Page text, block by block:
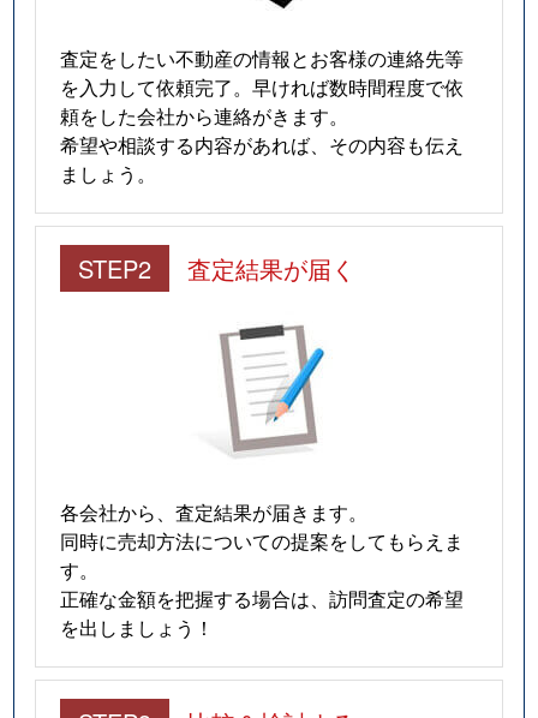
査定をしたい不動産の情報とお客様の連絡先等
を入力して依頼完了。早ければ数時間程度で依
頼をした会社から連絡がきます。
希望や相談する内容があれば、その内容も伝え
ましょう。
STEP2 査定結果が届く
各会社から、査定結果が届きます。
同時に売却方法についての提案をしてもらえま
す。
正確な金額を把握する場合は、訪問査定の希望
を出しましょう！